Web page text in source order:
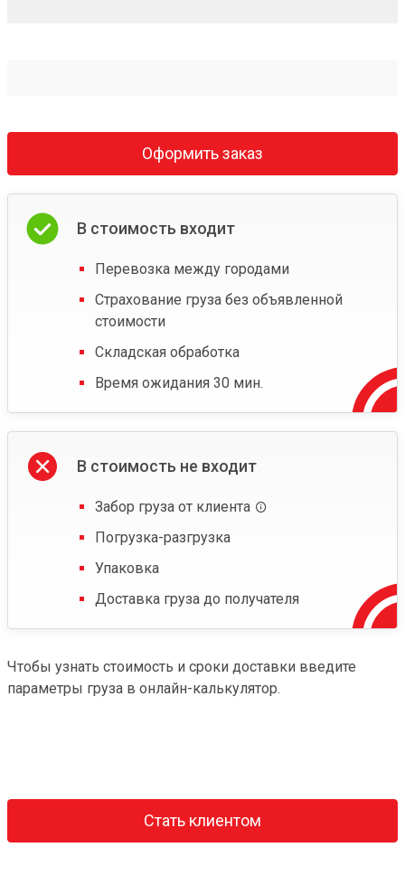
Оформить заказ
В стоимость входит
Перевозка между городами
Страхование груза без объявленной
стоимости
Складская обработка
Время ожидания 30 мин.
В стоимость не входит
Забор груза от клиента
Погрузка-разгрузка
Упаковка
Доставка груза до получателя
Чтобы узнать стоимость и сроки доставки введите
параметры груза в онлайн-калькулятор.
Стать клиентом